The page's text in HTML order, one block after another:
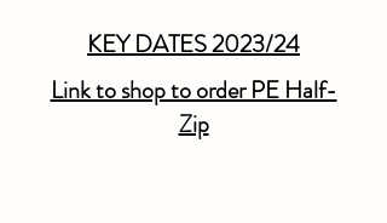
KEY DATES 2023/24
Link to shop to order PE Half-
Zip